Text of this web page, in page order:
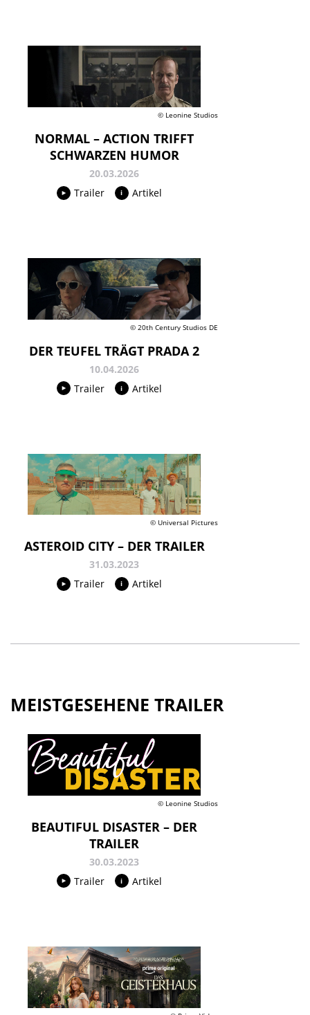
© Leonine Studios
NORMAL – ACTION TRIFFT
SCHWARZEN HUMOR
20.03.2026
Trailer
Artikel
© 20th Century Studios DE
DER TEUFEL TRÄGT PRADA 2
10.04.2026
Trailer
Artikel
© Universal Pictures
ASTEROID CITY – DER TRAILER
31.03.2023
Trailer
Artikel
MEISTGESEHENE TRAILER
© Leonine Studios
BEAUTIFUL DISASTER – DER
TRAILER
30.03.2023
Trailer
Artikel